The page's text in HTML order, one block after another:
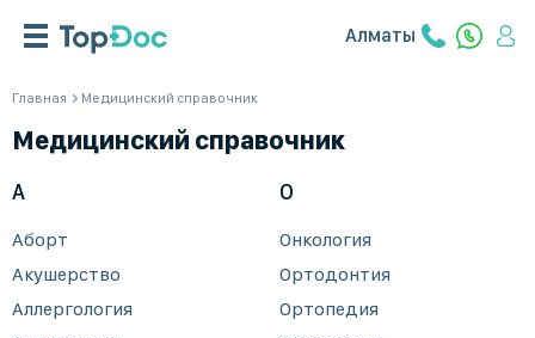
Алматы
Главная Медицинский справочник
Медицинский справочник
А
Аборт
Акушерство
Аллергология
О
Онкология
Ортодонтия
Ортопедия